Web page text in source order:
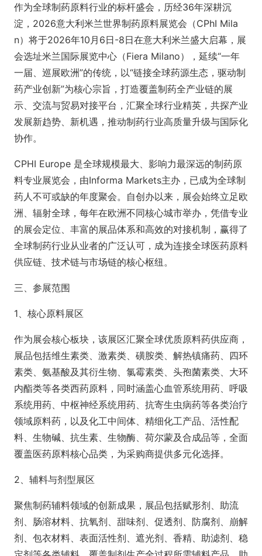
作为全球制药原料行业的标杆盛会，历经36年深耕沉
淀，2026意大利米兰世界制药原料展览会（CPhI Mila
n）将于2026年10月6日-8日在意大利米兰盛大启幕，展
会选址米兰国际展览中心（Fiera Milano），延续“一年
一届、巡展欧洲”的传统，以“链接全球药源生态，驱动制
药产业创新”为核心宗旨，打造覆盖制药全产业链的展
示、交流与贸易对接平台，汇聚全球行业精英，共探产业
发展新趋势、新机遇，推动制药行业高质量升级与国际化
协作。
CPHI Europe 是全球规模最大、影响力最深远的制药原
料专业展览会，由Informa Markets主办，已成为全球制
药人不可或缺的年度聚会。自创办以来，展会始终立足欧
洲、辐射全球，每年在欧洲不同核心城市举办，凭借专业
的展会定位、丰富的展品体系和高效的对接机制，赢得了
全球制药行业从业者的广泛认可，成为连接全球医药原料
供应链、技术链与市场链的核心枢纽。
三、参展范围
1、核心原料展区
作为展会核心板块，该展区汇聚全球优质原料药供应商，
展品包括维生素类、激素类、磺胺类、解热镇痛药、四环
素类、氨基酸及其衍生物、氯霉素类、头孢菌素类、大环
内酯类等各类西药原料，同时涵盖心血管系统用药、呼吸
系统用药、中枢神经系统用药、抗寄生虫病药等各类治疗
领域原料药，以及化工中间体、精细化工产品、活性配
料、生物碱、抗生素、生物酶、荷尔蒙及合成品等，全面
覆盖医药原料核心品类，为采购商提供多元化选择。
2、辅料与剂型展区
聚焦制药辅料领域的创新成果，展品包括赋形剂、助流
剂、肠溶材料、抗氧剂、甜味剂、促透剂、防腐剂、崩解
剂、包衣材料、表面活性剂、遮光剂、香精、助滤剂、稳